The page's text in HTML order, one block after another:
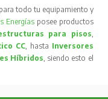
todo tu equipamiento y
Energíasposee productos
para pisos
CC, hasta Inversores
Híbridos , siendo esto el